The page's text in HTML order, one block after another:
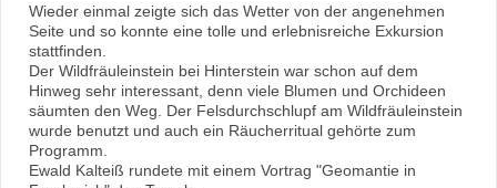
Wieder einmal zeigte sich das Wetter von der angenehmen
Seite und so konnte eine tolle und erlebnisreiche Exkursion
stattfinden.
Der Wildfräuleinstein bei Hinterstein war schon auf dem
Hinweg sehr interessant, denn viele Blumen und Orchideen
säumten den Weg. Der Felsdurchschlupf am Wildfräuleinstein
wurde benutzt und auch ein Räucherritual gehörte zum
Programm.
Ewald Kalteiß rundete mit einem Vortrag "Geomantie in